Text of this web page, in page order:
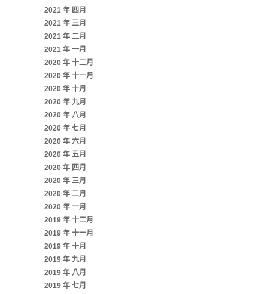
2021 年 四月
2021 年 三月
2021 年 二月
2021 年 一月
2020 年 十二月
2020 年 十一月
2020 年 十月
2020 年 九月
2020 年 八月
2020 年 七月
2020 年 六月
2020 年 五月
2020 年 四月
2020 年 三月
2020 年 二月
2020 年 一月
2019 年 十二月
2019 年 十一月
2019 年 十月
2019 年 九月
2019 年 八月
2019 年 七月